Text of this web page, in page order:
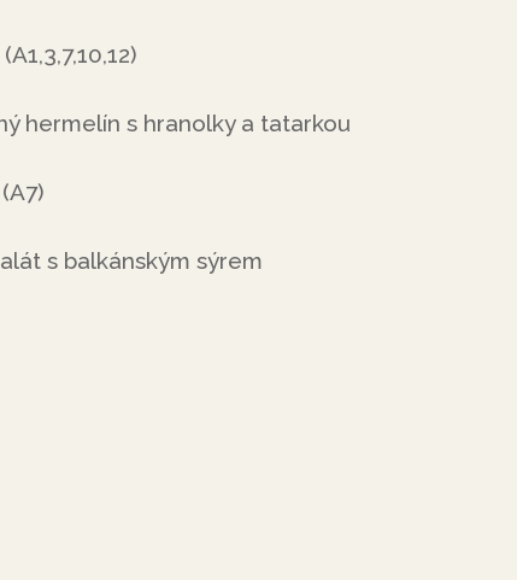
hermelín s hranolky a tatarkou
s balkánským sýrem